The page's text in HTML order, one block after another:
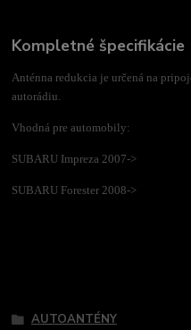
Kompletné špecifikácie
Anténna redukcia je určená na
autorádiu.
Vhodná pre automobily:
SUBARU Impreza 2007->
SUBARU Forester 2008->
AUTOANTÉNY